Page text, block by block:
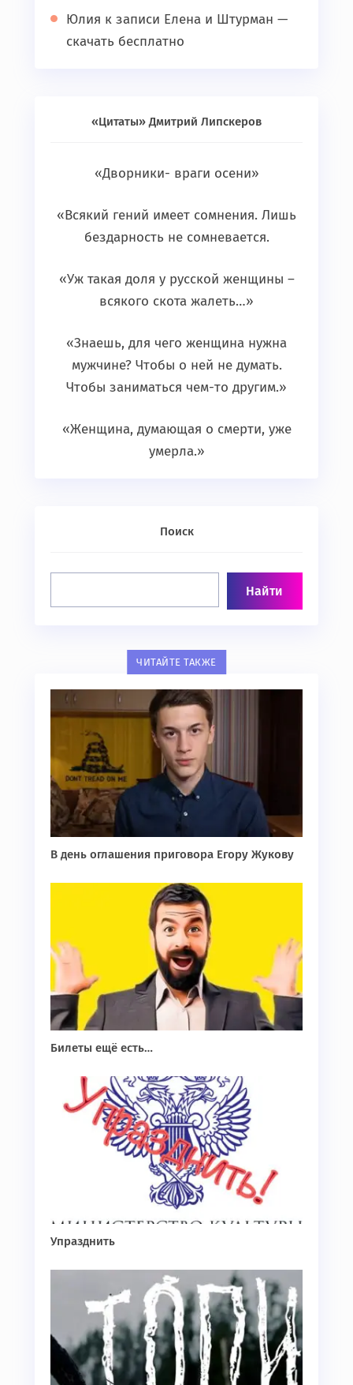
Юлия к записи Елена и Штурман —
скачать бесплатно
«Цитаты» Дмитрий Липскеров
«Дворники- враги осени»
«Всякий гений имеет сомнения. Лишь
бездарность не сомневается.
«Уж такая доля у русской женщины –
всякого скота жалеть…»
«Знаешь, для чего женщина нужна
мужчине? Чтобы о ней не думать.
Чтобы заниматься чем-то другим.»
«Женщина, думающая о смерти, уже
умерла.»
Поиск
ЧИТАЙТЕ ТАКЖЕ
В день оглашения приговора Егору Жукову
Билеты ещё есть…
Упразднить